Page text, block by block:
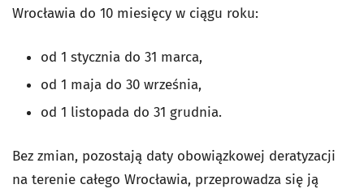
Wrocławia do 10 miesięcy w ciągu roku:
od 1 stycznia do 31 marca,
od 1 maja do 30 września,
od 1 listopada do 31 grudnia.
Bez zmian, pozostają daty obowiązkowej deratyzacji
na terenie całego Wrocławia, przeprowadza się ją